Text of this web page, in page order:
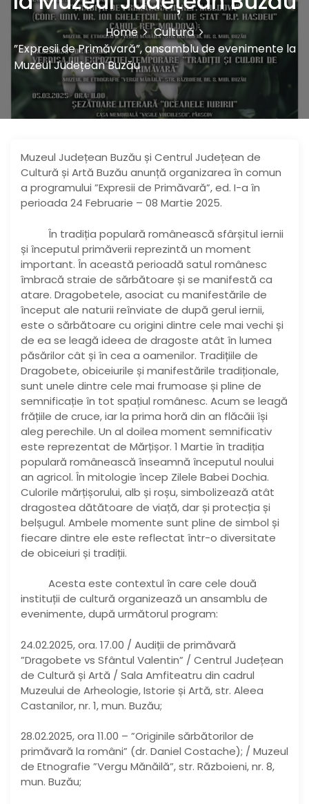
Home
Cultură
”Expresii de Primăvară”, ansamblu de evenimente la
Muzeul Județean Buzău
Muzeul Județean Buzău și Centrul Județean de
Cultură și Artă Buzău anunță organizarea în comun
a programului ”Expresii de Primăvară”, ed. I-a în
perioada 24 Februarie – 08 Martie 2025.
În tradiția populară românească sfârșitul iernii
și începutul primăverii reprezintă un moment
important. În această perioadă satul românesc
îmbracă straie de sărbătoare și se manifestă ca
atare. Dragobetele, asociat cu manifestările de
început ale naturii reînviate de după gerul iernii,
este o sărbătoare cu origini dintre cele mai vechi și
de ea se leagă ideea de dragoste atât în lumea
păsărilor cât și în cea a oamenilor. Tradițiile de
Dragobete, obiceiurile și manifestările tradiționale,
sunt unele dintre cele mai frumoase și pline de
semnificație în tot spațiul românesc. Acum se leagă
frățiile de cruce, iar la prima horă din an flăcăii își
aleg perechile. Un al doilea moment semnificativ
este reprezentat de Mărțișor. 1 Martie în tradiția
populară românească înseamnă începutul noului
an agricol. În mitologie încep Zilele Babei Dochia.
Culorile mărțișorului, alb și roșu, simbolizează atât
dragostea dătătoare de viață, dar și protecția și
belșugul. Ambele momente sunt pline de simbol și
fiecare dintre ele este reflectat într-o diversitate
de obiceiuri și tradiții.
Acesta este contextul în care cele două
instituții de cultură organizează un ansamblu de
evenimente, după următorul program:
24.02.2025, ora. 17.00 / Audiții de primăvară
”Dragobete vs Sfântul Valentin” / Centrul Județean
de Cultură și Artă / Sala Amfiteatru din cadrul
Muzeului de Arheologie, Istorie și Artă, str. Aleea
Castanilor, nr. 1, mun. Buzău;
28.02.2025, ora 11.00 – ”Originile sărbătorilor de
primăvară la români” (dr. Daniel Costache); / Muzeul
de Etnografie ”Vergu Mănăilă”, str. Războieni, nr. 8,
mun. Buzău;